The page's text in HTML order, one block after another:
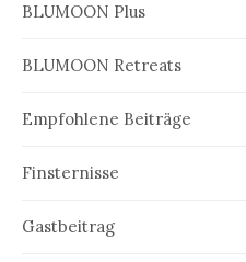
BLUMOON Plus
BLUMOON Retreats
Empfohlene Beiträge
Finsternisse
Gastbeitrag